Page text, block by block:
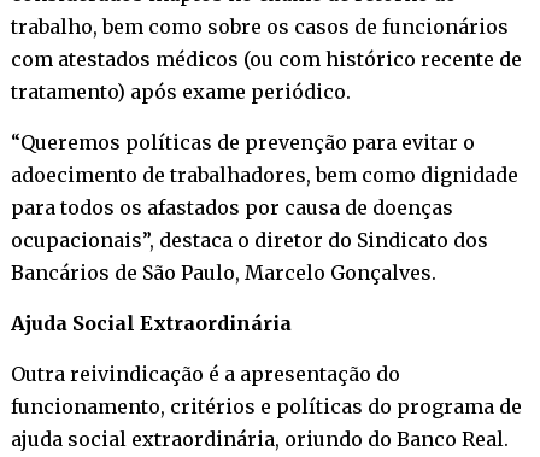
trabalho, bem como sobre os casos de funcionários
com atestados médicos (ou com histórico recente de
tratamento) após exame periódico.
“Queremos políticas de prevenção para evitar o
adoecimento de trabalhadores, bem como dignidade
para todos os afastados por causa de doenças
ocupacionais”, destaca o diretor do Sindicato dos
Bancários de São Paulo, Marcelo Gonçalves.
Ajuda Social Extraordinária
Outra reivindicação é a apresentação do
funcionamento, critérios e políticas do programa de
ajuda social extraordinária, oriundo do Banco Real.